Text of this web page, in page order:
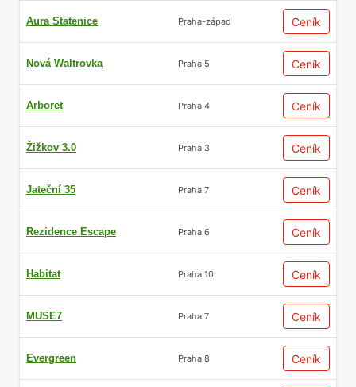
Aura Statenice Praha-západ Ceník
Nová Waltrovka Praha 5 Ceník
Arboret Praha 4 Ceník
Žižkov 3.0 Praha 3 Ceník
Jateční 35 Praha 7 Ceník
Rezidence Escape Praha 6 Ceník
Habitat Praha 10 Ceník
MUSE7 Praha 7 Ceník
Evergreen Praha 8 Ceník